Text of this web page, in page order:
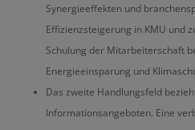
Synergieeffekten und
Effizienzsteigerung in KMU und
Schulung der Mitarbeiterschaft
Energieeinsparung und
Das zweite Handlungsfeld
Informationsangeboten. Eine